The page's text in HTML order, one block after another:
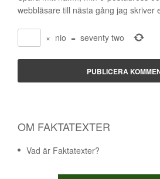
webbläsare till nästa gång jag skriver
× nio = seventy two
OM FAKTATEXTER
Vad är Faktatexter?